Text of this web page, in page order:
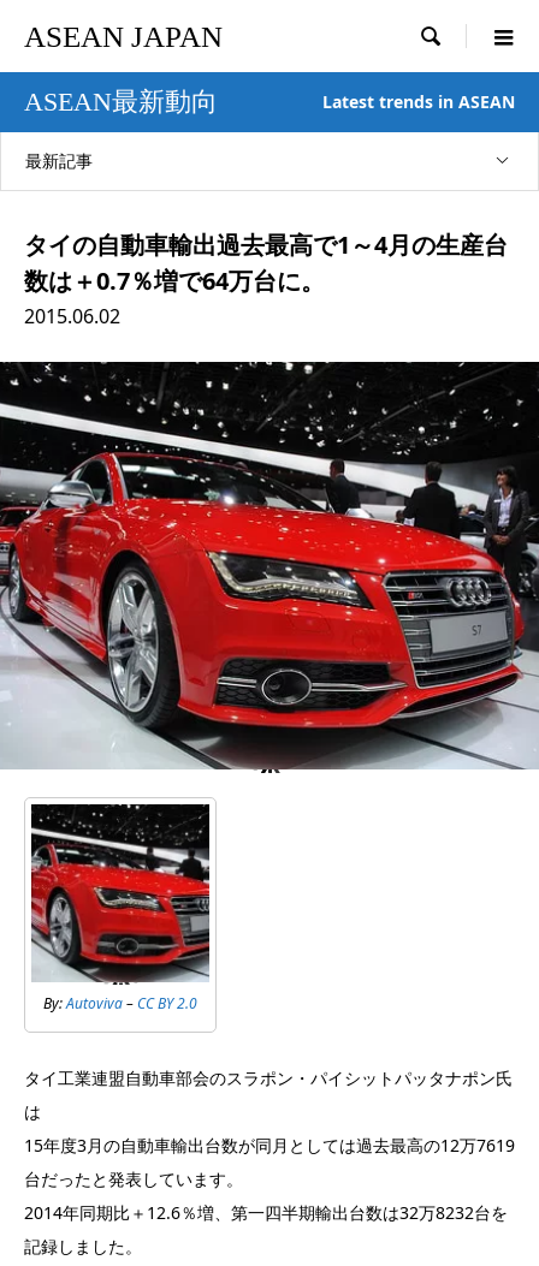
ASEAN JAPAN 
ASEAN最新動向 Latest trends in ASEAN
最新記事
タイの自動車輸出過去最高で1～4月の生産台
数は＋0.7％増で64万台に。
2015.06.02
By:Autoviva–CC BY 2.0
タイ工業連盟自動車部会のスラポン・パイシットパッタナポン氏
は
15年度3月の自動車輸出台数が同月としては過去最高の12万7619
台だったと発表しています。
2014年同期比＋12.6％増、第一四半期輸出台数は32万8232台を
記録しました。